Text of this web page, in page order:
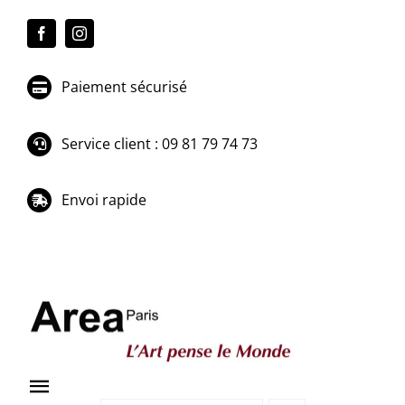
Paiement sécurisé
Service client : 09 81 79 74 73
Envoi rapide